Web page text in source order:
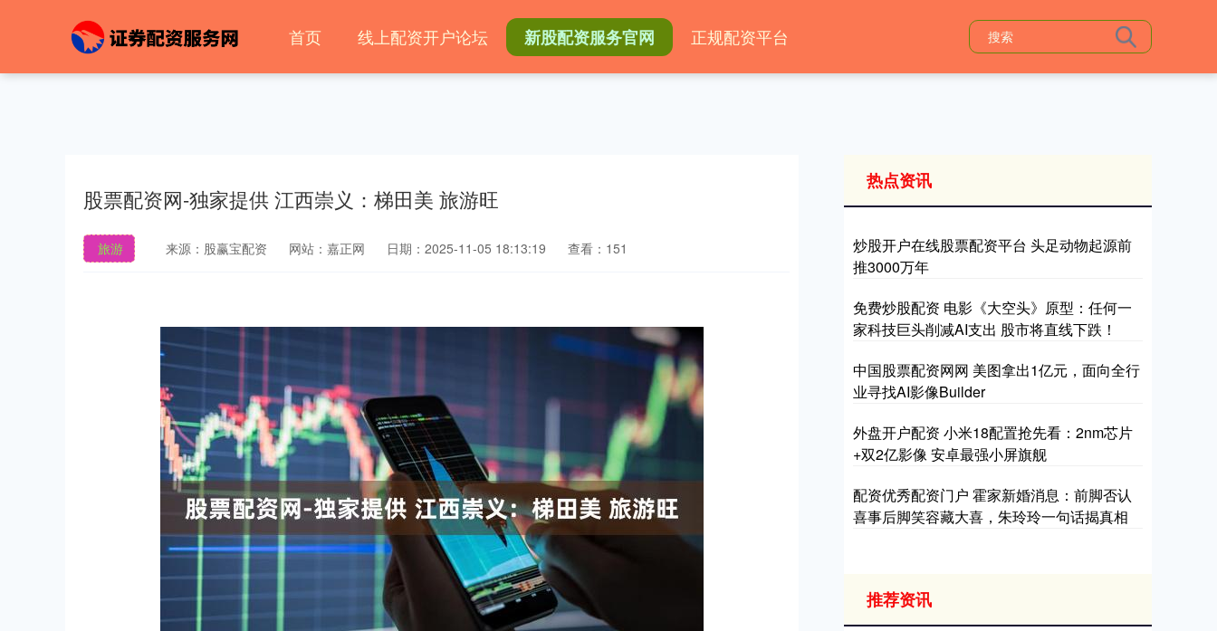
首页 线上配资开户论坛 新股配资服务官网 正规配资平台
股票配资网-独家提供 江西崇义：梯田美 旅游旺
旅游 来源：股赢宝配资 网站：嘉正网 日期：2025-11-05 18:13:19 查看：151
热点资讯
炒股开户在线股票配资平台 头足动物起源前
推3000万年
免费炒股配资 电影《大空头》原型：任何一
家科技巨头削减AI支出 股市将直线下跌！
中国股票配资网网 美图拿出1亿元，面向全行
业寻找AI影像Builder
外盘开户配资 小米18配置抢先看：2nm芯片
+双2亿影像 安卓最强小屏旗舰
配资优秀配资门户 霍家新婚消息：前脚否认
喜事后脚笑容藏大喜，朱玲玲一句话揭真相
推荐资讯